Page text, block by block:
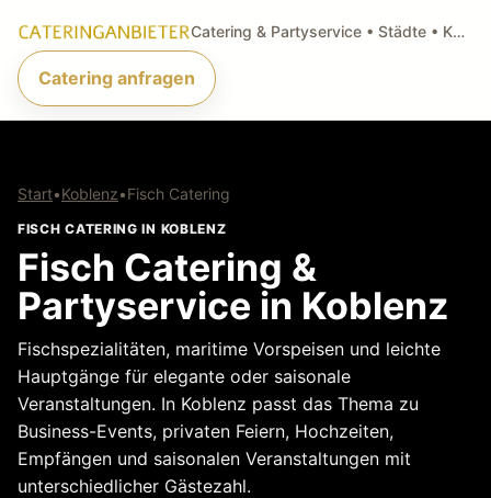
Catering & Partyservice • Städte • Küchenarten • Anfragen
Catering anfragen
Start•Koblenz•Fisch Catering
FISCH CATERING IN KOBLENZ
Fisch Catering &
Partyservice in Koblenz
Fischspezialitäten, maritime Vorspeisen und leichte
Hauptgänge für elegante oder saisonale
Veranstaltungen. In Koblenz passt das Thema zu
Business-Events, privaten Feiern, Hochzeiten,
Empfängen und saisonalen Veranstaltungen mit
unterschiedlicher Gästezahl.